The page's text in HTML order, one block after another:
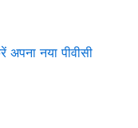
नया पीवीसी